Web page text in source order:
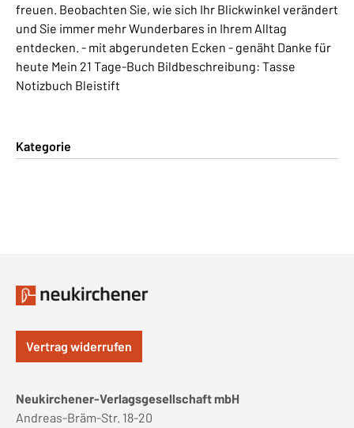
freuen. Beobachten Sie, wie sich Ihr Blickwinkel verändert
und Sie immer mehr Wunderbares in Ihrem Alltag
entdecken. - mit abgerundeten Ecken - genäht Danke für
heute Mein 21 Tage-Buch Bildbeschreibung: Tasse
Notizbuch Bleistift
Kategorie
Vertrag widerrufen
Neukirchener-Verlagsgesellschaft mbH
Andreas-Bräm-Str. 18-20